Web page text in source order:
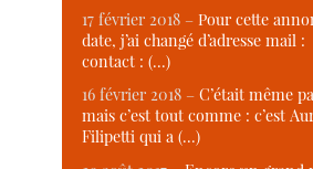
17 février 2018 –Pour cette
date, j’ai changé d’adresse mail :
contact : (…)
16 février 2018 –C’était même
mais c’est tout comme : c’est
Filipetti qui a (…)